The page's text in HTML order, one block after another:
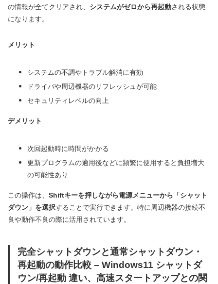
の情報が全てクリアされ、 システムがゼロから再起動される状態
になります。
メリット
システムの不調やトラブル解消に有効
ドライバや周辺機器のリフレッシュが可能
セキュリティレベルの向上
デメリット
次回起動時に時間がかかる
更新プログラムの適用後などに頻繁に使用すると負担増大
の可能性あり
この操作は、 Shiftキーを押しながら電源メニューから「シャット
ダウン」を選択することで実行できます。特に周辺機器の接続不
良や動作不良の際に活用されています。
完全シャットダウンと通常シャットダウン・
再起動の動作比較 – Windows11 シャットダ
ウン/再起動 違い、高速スタートアップとの関